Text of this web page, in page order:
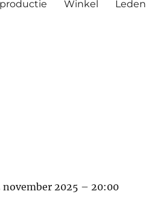
Winkel Leden
november 2025 – 20:00